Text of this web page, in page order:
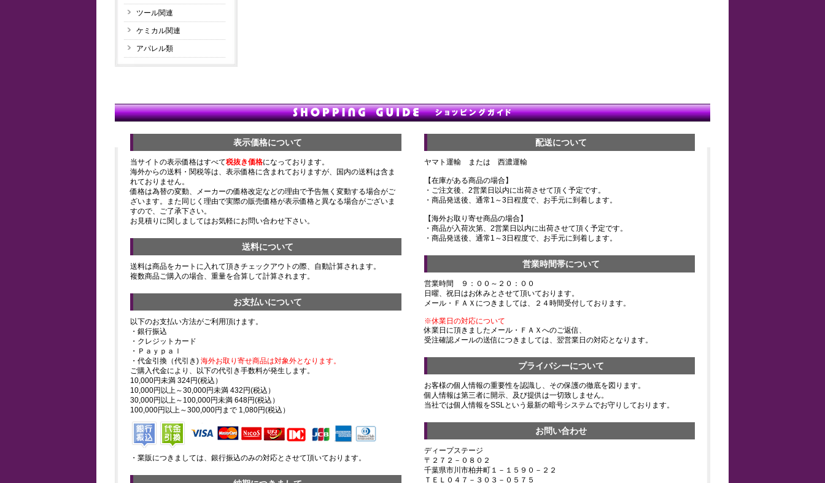
ツール関連
ケミカル関連
アパレル類
表示価格について
当サイトの表示価格はすべて税抜き価格になっております。
海外からの送料・関税等は、表示価格に含まれておりますが、国内の送料は含ま
れておりません。
価格は為替の変動、メーカーの価格改定などの理由で予告無く変動する場合がご
ざいます。また同じく理由で実際の販売価格が表示価格と異なる場合がございま
すので、ご了承下さい。
お見積りに関しましてはお気軽にお問い合わせ下さい。
送料について
送料は商品をカートに入れて頂きチェックアウトの際、自動計算されます。
複数商品ご購入の場合、重量を合算して計算されます。
お支払いについて
以下のお支払い方法がご利用頂けます。
・銀行振込
・クレジットカード
・Ｐａｙｐａｌ
・代金引換（代引き) 海外お取り寄せ商品は対象外となります。
ご購入代金により、以下の代引き手数料が発生します。
10,000円未満 324円(税込）
10,000円以上～30,000円未満 432円(税込）
30,000円以上～100,000円未満 648円(税込）
100,000円以上～300,000円まで 1,080円(税込）
・業販につきましては、銀行振込のみの対応とさせて頂いております。
配送について
ヤマト運輸 または 西濃運輸
【在庫がある商品の場合】
・ご注文後、2営業日以内に出荷させて頂く予定です。
・商品発送後、通常1～3日程度で、お手元に到着します。
【海外お取り寄せ商品の場合】
・商品が入荷次第、2営業日以内に出荷させて頂く予定です。
・商品発送後、通常1～3日程度で、お手元に到着します。
営業時間帯について
営業時間 ９：００～２０：００
日曜、祝日はお休みとさせて頂いております。
メール・ＦＡＸにつきましては、２４時間受付しております。
※休業日の対応について
休業日に頂きましたメール・ＦＡＸへのご返信、
受注確認メールの送信につきましては、翌営業日の対応となります。
プライバシーについて
お客様の個人情報の重要性を認識し、その保護の徹底を図ります。
個人情報は第三者に開示、及び提供は一切致しません。
当社では個人情報をSSLという最新の暗号システムでお守りしております。
お問い合わせ
ディープステージ
〒２７２－０８０２
千葉県市川市柏井町１－１５９０－２２
ＴＥＬ０４７－３０３－０５７５